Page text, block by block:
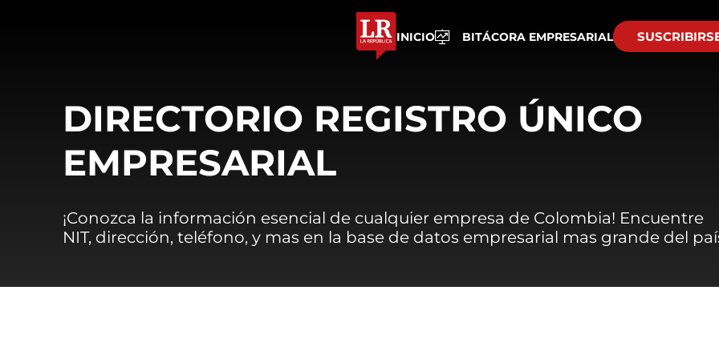
INICIO BITÁCORA EMPRESARIAL
DIRECTORIO REGISTRO ÚNICO
EMPRESARIAL
¡Conozca la información esencial de cualquier empresa de Colombia! Encuentre
NIT, dirección, teléfono, y mas en la base de datos empresarial mas grande del